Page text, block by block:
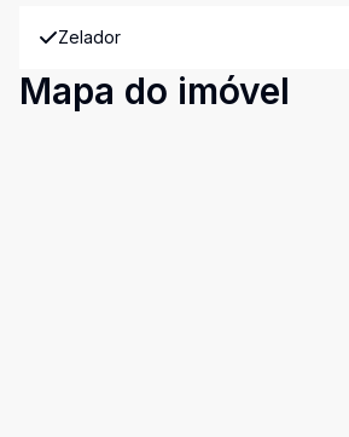
Zelador
Mapa do imóvel